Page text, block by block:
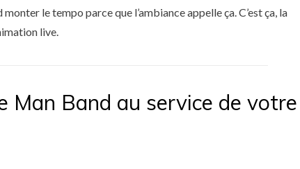
le tempo parce que l’ambiance appelle ça. C’est ça, la
live.
Man Band au service de votre